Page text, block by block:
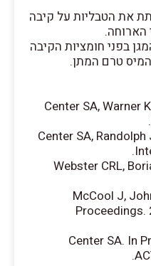
את הטבליות על קיבה
הארוחה.
בפני חומציות הקיבה
טרם המתן.
1. Center SA,
2. Center SA,
3. Webster CRL,
4. McCool J,
Proceedings.
5. Center SA.